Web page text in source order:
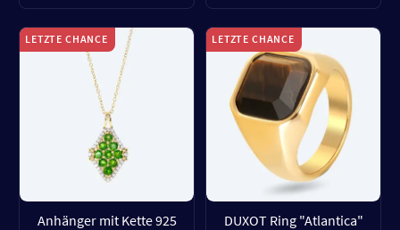
LETZTE CHANCE
Anhänger mit Kette 925
LETZTE CHANCE
DUXOT Ring "Atlantica"